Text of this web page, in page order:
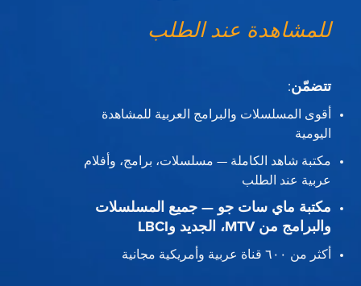
للمشاهدة عند الطلب
تتضمّن:
أقوى المسلسلات والبرامج العربية للمشاهدة
اليومية
مكتبة شاهد الكاملة — مسلسلات، برامج، وأفلام
عربية عند الطلب
مكتبة ماي سات جو — جميع المسلسلات
والبرامج من MTV، الجديد وLBCI
أكثر من ٦٠٠ قناة عربية وأمريكية مجانية